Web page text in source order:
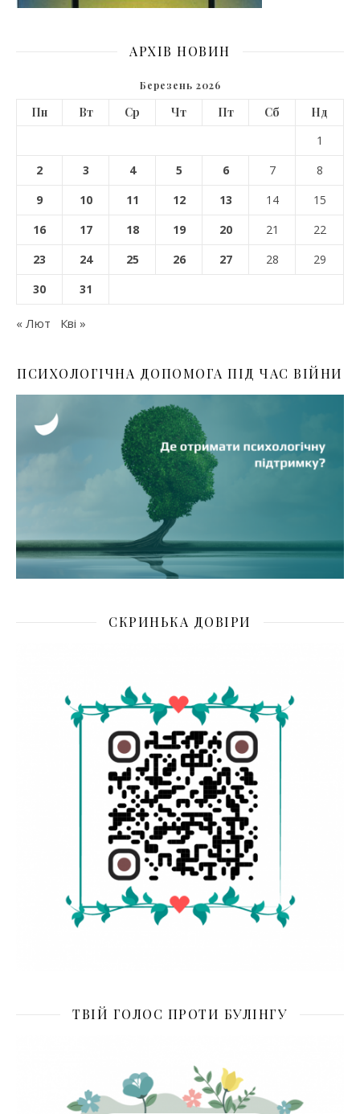
АРХІВ НОВИН
Березень 2026
Пн Вт Ср Чт Пт Сб
Нд
1
2
3 4 5 6 7
8
9
10 11 12 13 14
15
16
17 18 19 20 21
22
23
24 25 26 27 28
29
30
31
« Лют Кві »
ПСИХОЛОГІЧНА ДОПОМОГА ПІД ЧАС ВІЙНИ
СКРИНЬКА ДОВІРИ
ТВІЙ ГОЛОС ПРОТИ БУЛІНГУ